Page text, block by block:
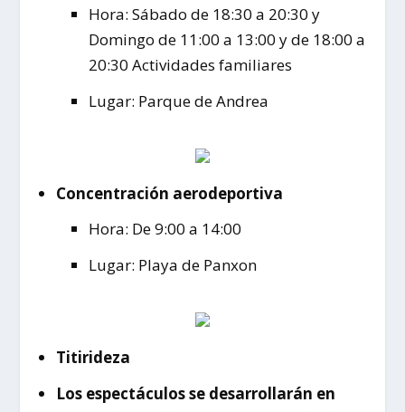
Hora: Sábado de 18:30 a 20:30 y
Domingo de 11:00 a 13:00 y de 18:00 a
20:30 Actividades familiares
Lugar: Parque de Andrea
Concentración aerodeportiva
Hora: De 9:00 a 14:00
Lugar: Playa de Panxon
Titirideza
Los espectáculos se desarrollarán en